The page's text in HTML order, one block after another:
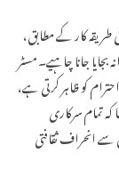
کار کے مطابق،
جانا چاہیے۔ مسٹر
کو ظاہر کرتی ہے،
سرکاری
انحراف ثقافتی